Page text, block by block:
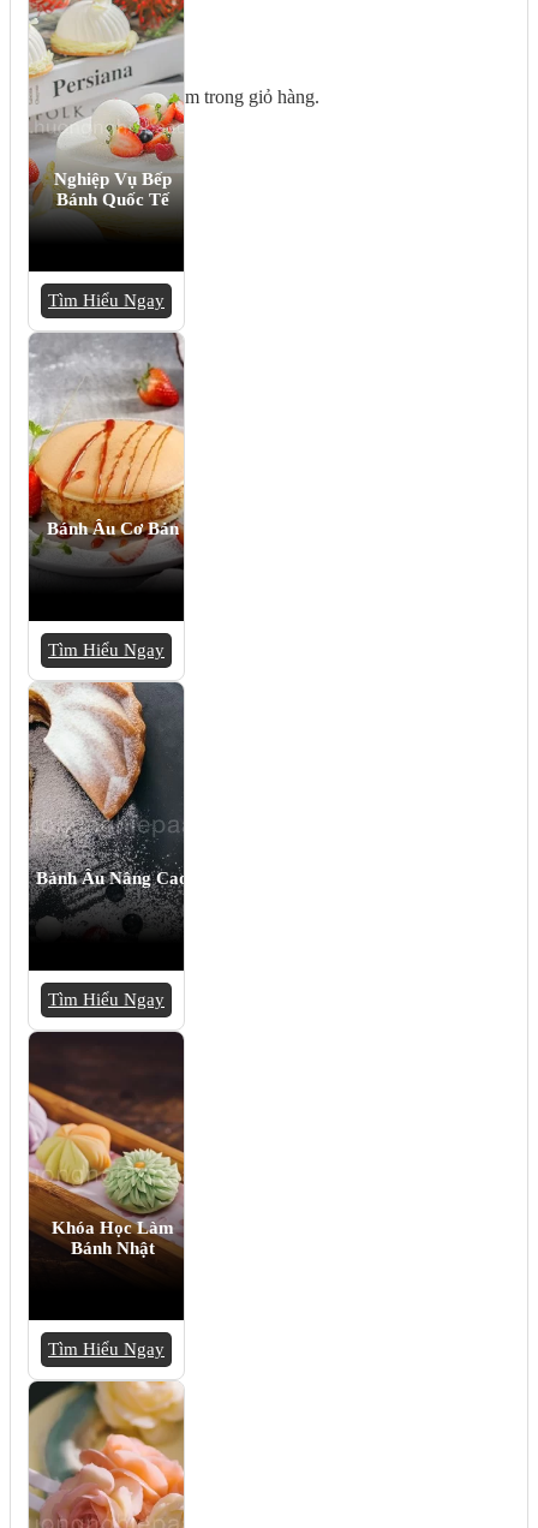
Giỏ hàng
Chưa có sản phẩm trong giỏ hàng.
Nghiệp Vụ Bếp
Bánh Quốc Tế
Tìm Hiểu Ngay
Bánh Âu Cơ Bản
Tìm Hiểu Ngay
Bánh Âu Nâng Cao
Tìm Hiểu Ngay
Khóa Học Làm
Bánh Nhật
Tìm Hiểu Ngay